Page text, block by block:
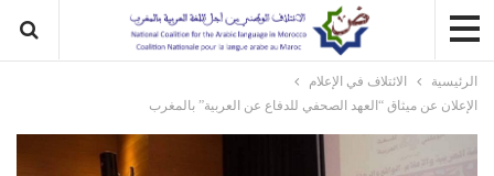
الرئيسية
الائتلاف في الإعلام
الإعلان عن ميثاق “العهد الصحفي للدفاع عن العربية” بالمغرب